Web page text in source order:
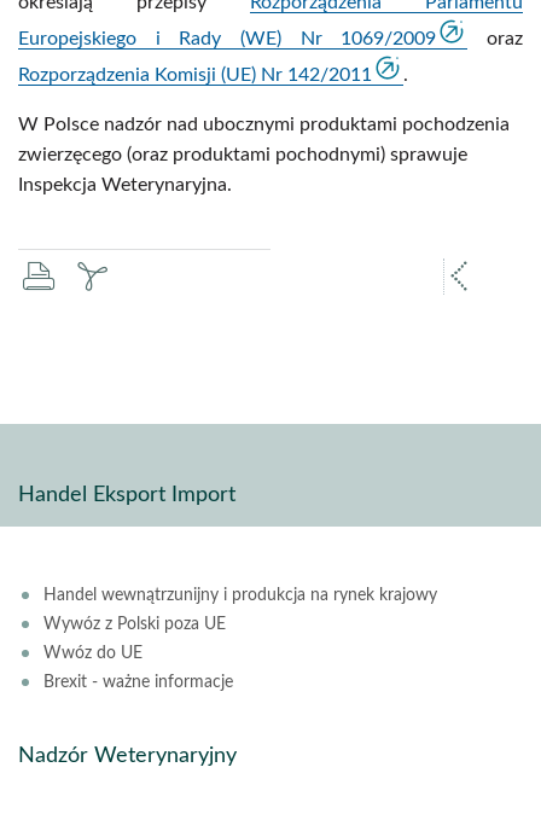
Europejskiego i Rady (WE) Nr 1069/2009
oraz
Rozporządzenia Komisji (UE) Nr 142/2011
.
W Polsce nadzór nad ubocznymi produktami pochodzenia
zwierzęcego (oraz produktami pochodnymi) sprawuje
Inspekcja Weterynaryjna.
drukujzapisz
Handel Eksport Import
Handel wewnątrzunijny i produkcja na rynek krajowy
Wywóz z Polski poza UE
Wwóz do UE
Brexit - ważne informacje
Nadzór Weterynaryjny